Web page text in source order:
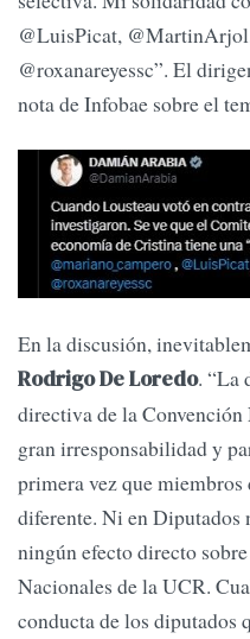
@LuisPicat,
@roxanareyessc”. El
nota de Infobae sobre el
En la discusión,
Rodrigo De Loredo. “La
directiva de la
gran irresponsabilidad y
primera vez que
diferente. Ni en Diputados
ningún efecto directo
Nacionales de la UCR.
conducta de los diputados